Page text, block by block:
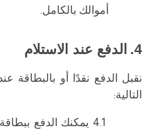
أموالك بالكامل.
4. الدفع عند الاستلام
نقبل الدفع نقدًا أو بالبطاقة
التالية:
4.1 يمكنك الدفع